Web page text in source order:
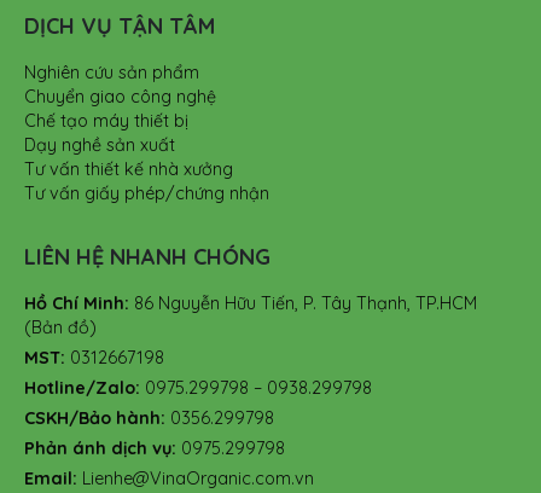
DỊCH VỤ TẬN TÂM
Nghiên cứu sản phẩm
Chuyển giao công nghệ
Chế tạo máy thiết bị
Dạy nghề sản xuất
Tư vấn thiết kế nhà xưởng
Tư vấn giấy phép/chứng nhận
LIÊN HỆ NHANH CHÓNG
Hồ Chí Minh: 86 Nguyễn Hữu Tiến, P. Tây Thạnh, TP.HCM
(Bản đồ)
MST: 0312667198
Hotline/Zalo: 0975.299798 – 0938.299798
CSKH/Bảo hành: 0356.299798
Phản ánh dịch vụ: 0975.299798
Email: Lienhe@VinaOrganic.com.vn